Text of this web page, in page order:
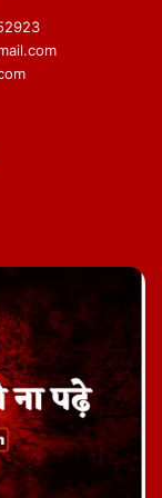
प्रयास है। इसने
प्रक्रिया को
राज्यों के लिए भी
और नागरिक-
और सुविधा अब